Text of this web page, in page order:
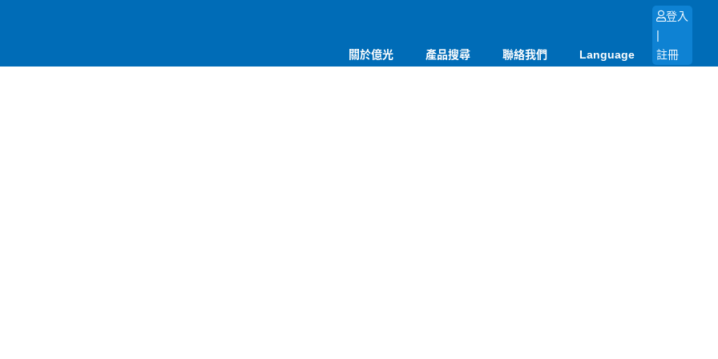
關於億光 產品搜尋 聯絡我們 Language
登入
|
註冊